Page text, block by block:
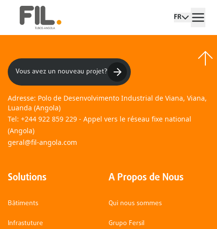
FR
Vous avez un nouveau projet?
Adresse: Polo de Desenvolvimento Industrial de Viana, Viana,
Luanda (Angola)
Tel: +244 922 859 229 - Appel vers le réseau fixe national
(Angola)
geral@fil-angola.com
Solutions
Bâtiments
Infrastuture
A Propos de Nous
Qui nous sommes
Grupo Fersil